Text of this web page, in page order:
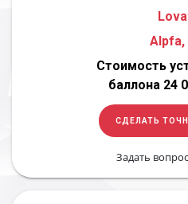
Alpfa,
Стоимость
баллона 24
СДЕЛАТЬ
Задать